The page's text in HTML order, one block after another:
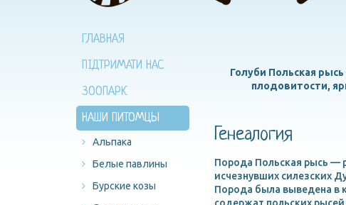
ГЛАВНАЯ
ПІДТРИМАТИ НАС
ЗООПАРК
НАШИ ПИТОМЦЫ
Альпака
Белые павлины
Бурские козы
Голуби Польская
плодовитости,
Генеалогия
Порода Польская рысь —
исчезнувших силезских
Порода была выведена в